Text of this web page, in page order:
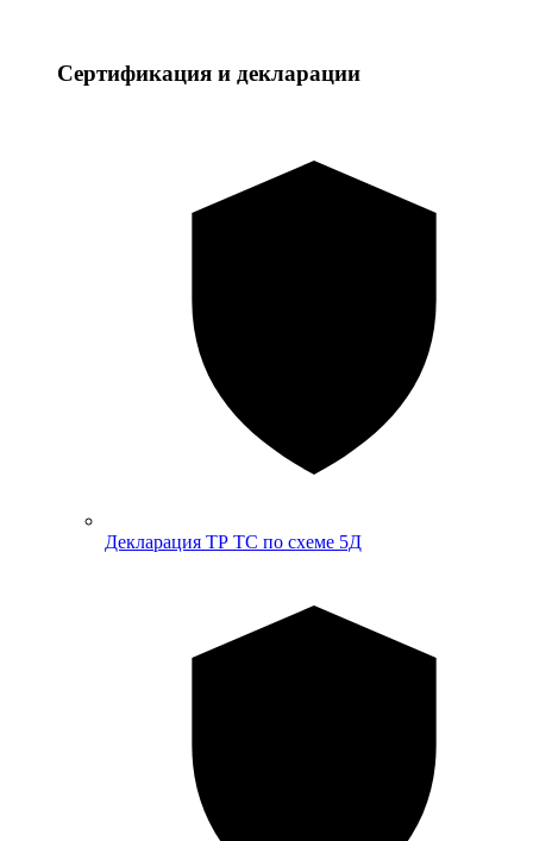
Сертификация и декларации
Декларация ТР ТС по схеме 5Д